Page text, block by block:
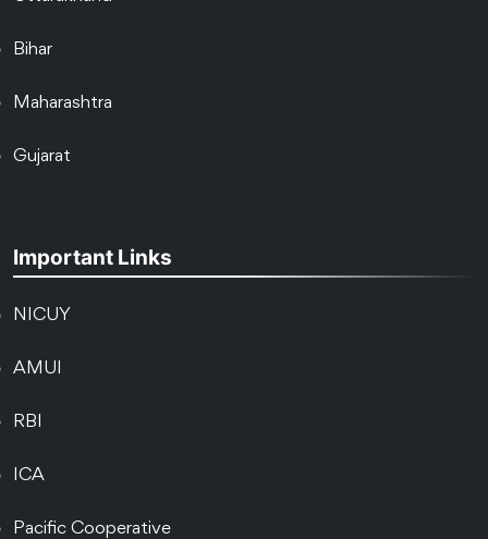
Bihar
Maharashtra
Gujarat
Important Links
NICUY
AMUI
RBI
ICA
Pacific Cooperative